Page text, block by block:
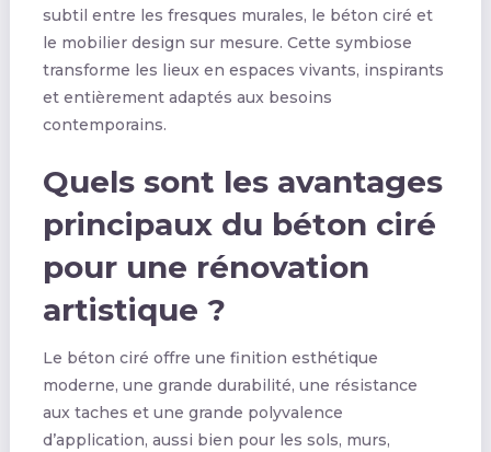
subtil entre les fresques murales, le béton ciré et
le mobilier design sur mesure. Cette symbiose
transforme les lieux en espaces vivants, inspirants
et entièrement adaptés aux besoins
contemporains.
Quels sont les avantages
principaux du béton ciré
pour une rénovation
artistique ?
Le béton ciré offre une finition esthétique
moderne, une grande durabilité, une résistance
aux taches et une grande polyvalence
d’application, aussi bien pour les sols, murs,